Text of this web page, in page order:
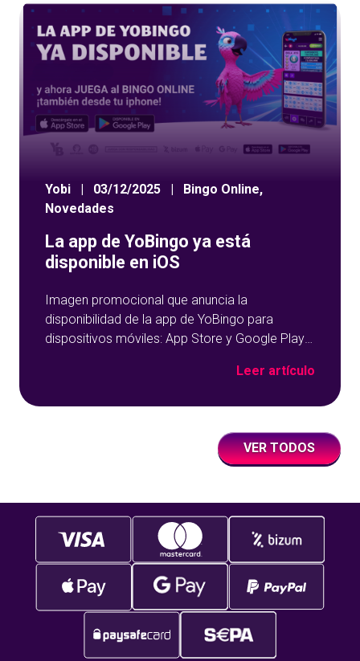
Yobi | 03/12/2025 | Bingo Online,
Novedades
La app de YoBingo ya está
disponible en iOS
Imagen promocional que anuncia la
disponibilidad de la app de YoBingo para
dispositivos móviles: App Store y Google Play
Leer artículo
VER TODOS